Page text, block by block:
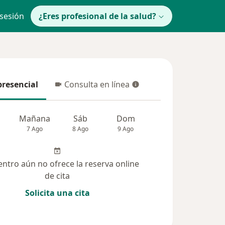
¿Eres profesional de la salud?
Consulta en línea
Consulta en línea
Mañana
7 Ago
Sáb
8 Ago
Dom
9 Ago
aún no ofrece la reserva online
de cita
Solicita una cita